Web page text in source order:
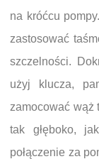
na króćcu
zastosować
szczelności.
użyj klucza,
zamocować wąż
tak głęboko,
połączenie za